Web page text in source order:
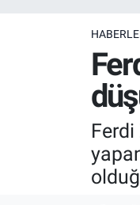
Ferdi